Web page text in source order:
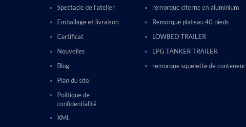
Spectacle de l’atelier
Emballage et livraison
Certificat
Nouvelles
Blog
Plan du site
Politique de
confidentialité
XML
remorque citerne en aluminium
Remorque plateau 40 pieds
LOWBED TRAILER
LPG TANKER TRAILER
remorque squelette de conteneur